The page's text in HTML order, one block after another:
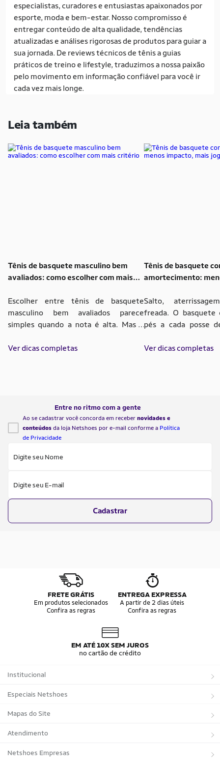
Leia também
Tênis de basquete masculino bem
avaliados: como escolher com mais
Escolher entre tênis de basquete
masculino bem avaliados parece
simples quando a nota é alta. Mas o
quadra, o ritmo, saltos, cortes e aquele
tração, amortecimento e […]
Ver dicas completas
Tênis de basquete
amortecimento:
Salto,
freada. O basquete
pés a cada posse
basquete com
Ver dicas completas
Entre no ritmo com a gente
Ao se cadastrar você concorda em receber novidades e
conteúdos da loja Netshoes por e-mail conforme a Política
de Privacidade
Digite seu Nome
Digite seu E-mail
Cadastrar
especialistas, curadores e entusiastas apaixonados por
esporte, moda e bem-estar. Nosso compromisso é
entregar conteúdo de alta qualidade, tendências
atualizadas e análises rigorosas de produtos para guiar a
sua jornada. De reviews técnicos de tênis a guias
práticos de treino e lifestyle, traduzimos a nossa paixão
pelo movimento em informação confiável para você ir
cada vez mais longe.
FRETE GRÁTIS
Em produtos selecionados
Confira as regras
ENTREGA EXPRESSA
A partir de 2 dias úteis
Confira as regras
EM ATÉ 10X SEM JUROS
no cartão de crédito
Institucional
Sobre a Netshoes
Política de Privacidade
Programa de Afiliados
Regulamentos
Especiais Netshoes
Suplementos
Corrida
Bicicletas
Mapas do Site
Marcas
Tipos de Produtos
Atendimento
Trocas e devoluções
Netshoes Empresas